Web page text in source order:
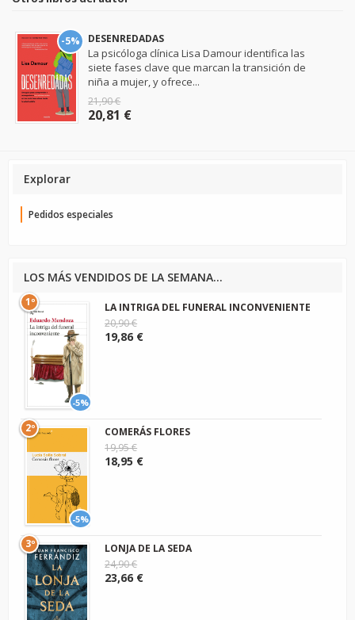
-5% DESENREDADAS
La psicóloga clínica Lisa Damour identifica las
siete fases clave que marcan la transición de
niña a mujer, y ofrece...
21,90 €
20,81 €
Explorar
Pedidos especiales
LOS MÁS VENDIDOS DE LA SEMANA...
-5%
1º
LA INTRIGA DEL FUNERAL INCONVENIENTE
20,90 €
19,86 €
-5%
2º
COMERÁS FLORES
19,95 €
18,95 €
3º
LONJA DE LA SEDA
24,90 €
23,66 €